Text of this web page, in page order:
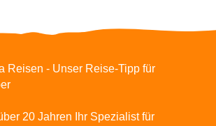
Reisen - Unser Reise-Tipp für
20 Jahren Ihr Spezialist für